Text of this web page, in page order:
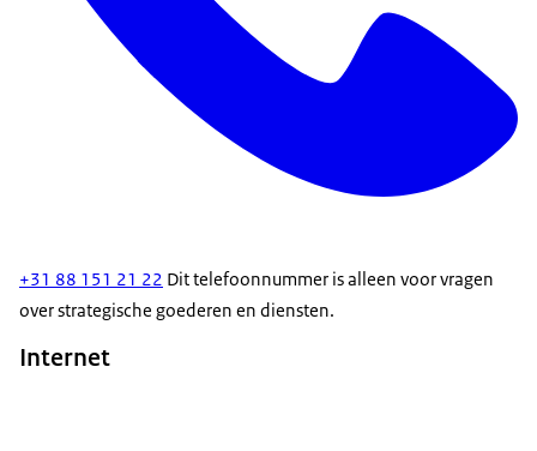
+31 88 151 21 22 Dit telefoonnummer is alleen voor vragen
over strategische goederen en diensten.
Internet